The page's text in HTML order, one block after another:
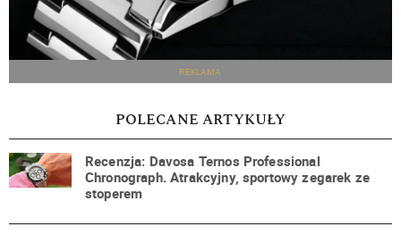
REKLAMA
POLECANE ARTYKUŁY
Recenzja: Davosa Ternos Professional
Chronograph. Atrakcyjny, sportowy zegarek ze
stoperem